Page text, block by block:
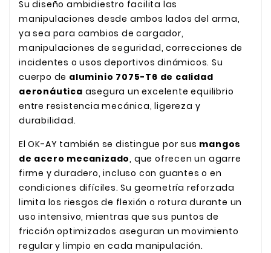
Su diseño ambidiestro facilita las
manipulaciones desde ambos lados del arma,
ya sea para cambios de cargador,
manipulaciones de seguridad, correcciones de
incidentes o usos deportivos dinámicos. Su
cuerpo de aluminio 7075-T6 de calidad
aeronáutica asegura un excelente equilibrio
entre resistencia mecánica, ligereza y
durabilidad.
El OK-AY también se distingue por sus mangos
de acero mecanizado, que ofrecen un agarre
firme y duradero, incluso con guantes o en
condiciones difíciles. Su geometría reforzada
limita los riesgos de flexión o rotura durante un
uso intensivo, mientras que sus puntos de
fricción optimizados aseguran un movimiento
regular y limpio en cada manipulación.